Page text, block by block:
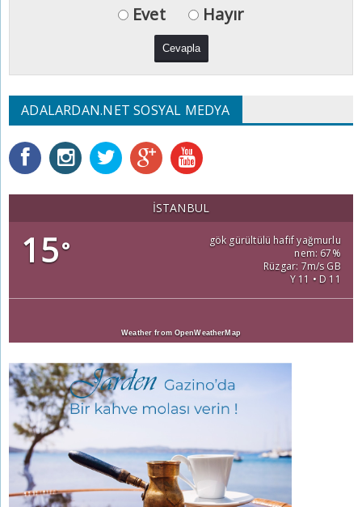
Evet Hayır
ADALARDAN.NET SOSYAL MEDYA
İSTANBUL
15°
gök gürültülü hafif yağmurlu
nem: 67%
Rüzgar: 7m/s GB
Y 11 • D 11
Weather from OpenWeatherMap